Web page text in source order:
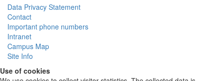
Data Privacy Statement
Contact
Important phone numbers
Intranet
Campus Map
Site Info
Use of cookies